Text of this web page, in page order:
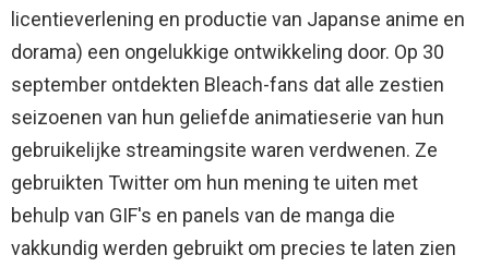
licentieverlening en productie van Japanse anime en
dorama) een ongelukkige ontwikkeling door. Op 30
september ontdekten Bleach-fans dat alle zestien
seizoenen van hun geliefde animatieserie van hun
gebruikelijke streamingsite waren verdwenen. Ze
gebruikten Twitter om hun mening te uiten met
behulp van GIF's en panels van de manga die
vakkundig werden gebruikt om precies te laten zien